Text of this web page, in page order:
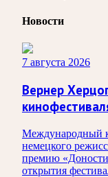
Новости
7 августа 2026
Вернер
Международный
немецкого
премию
открытия